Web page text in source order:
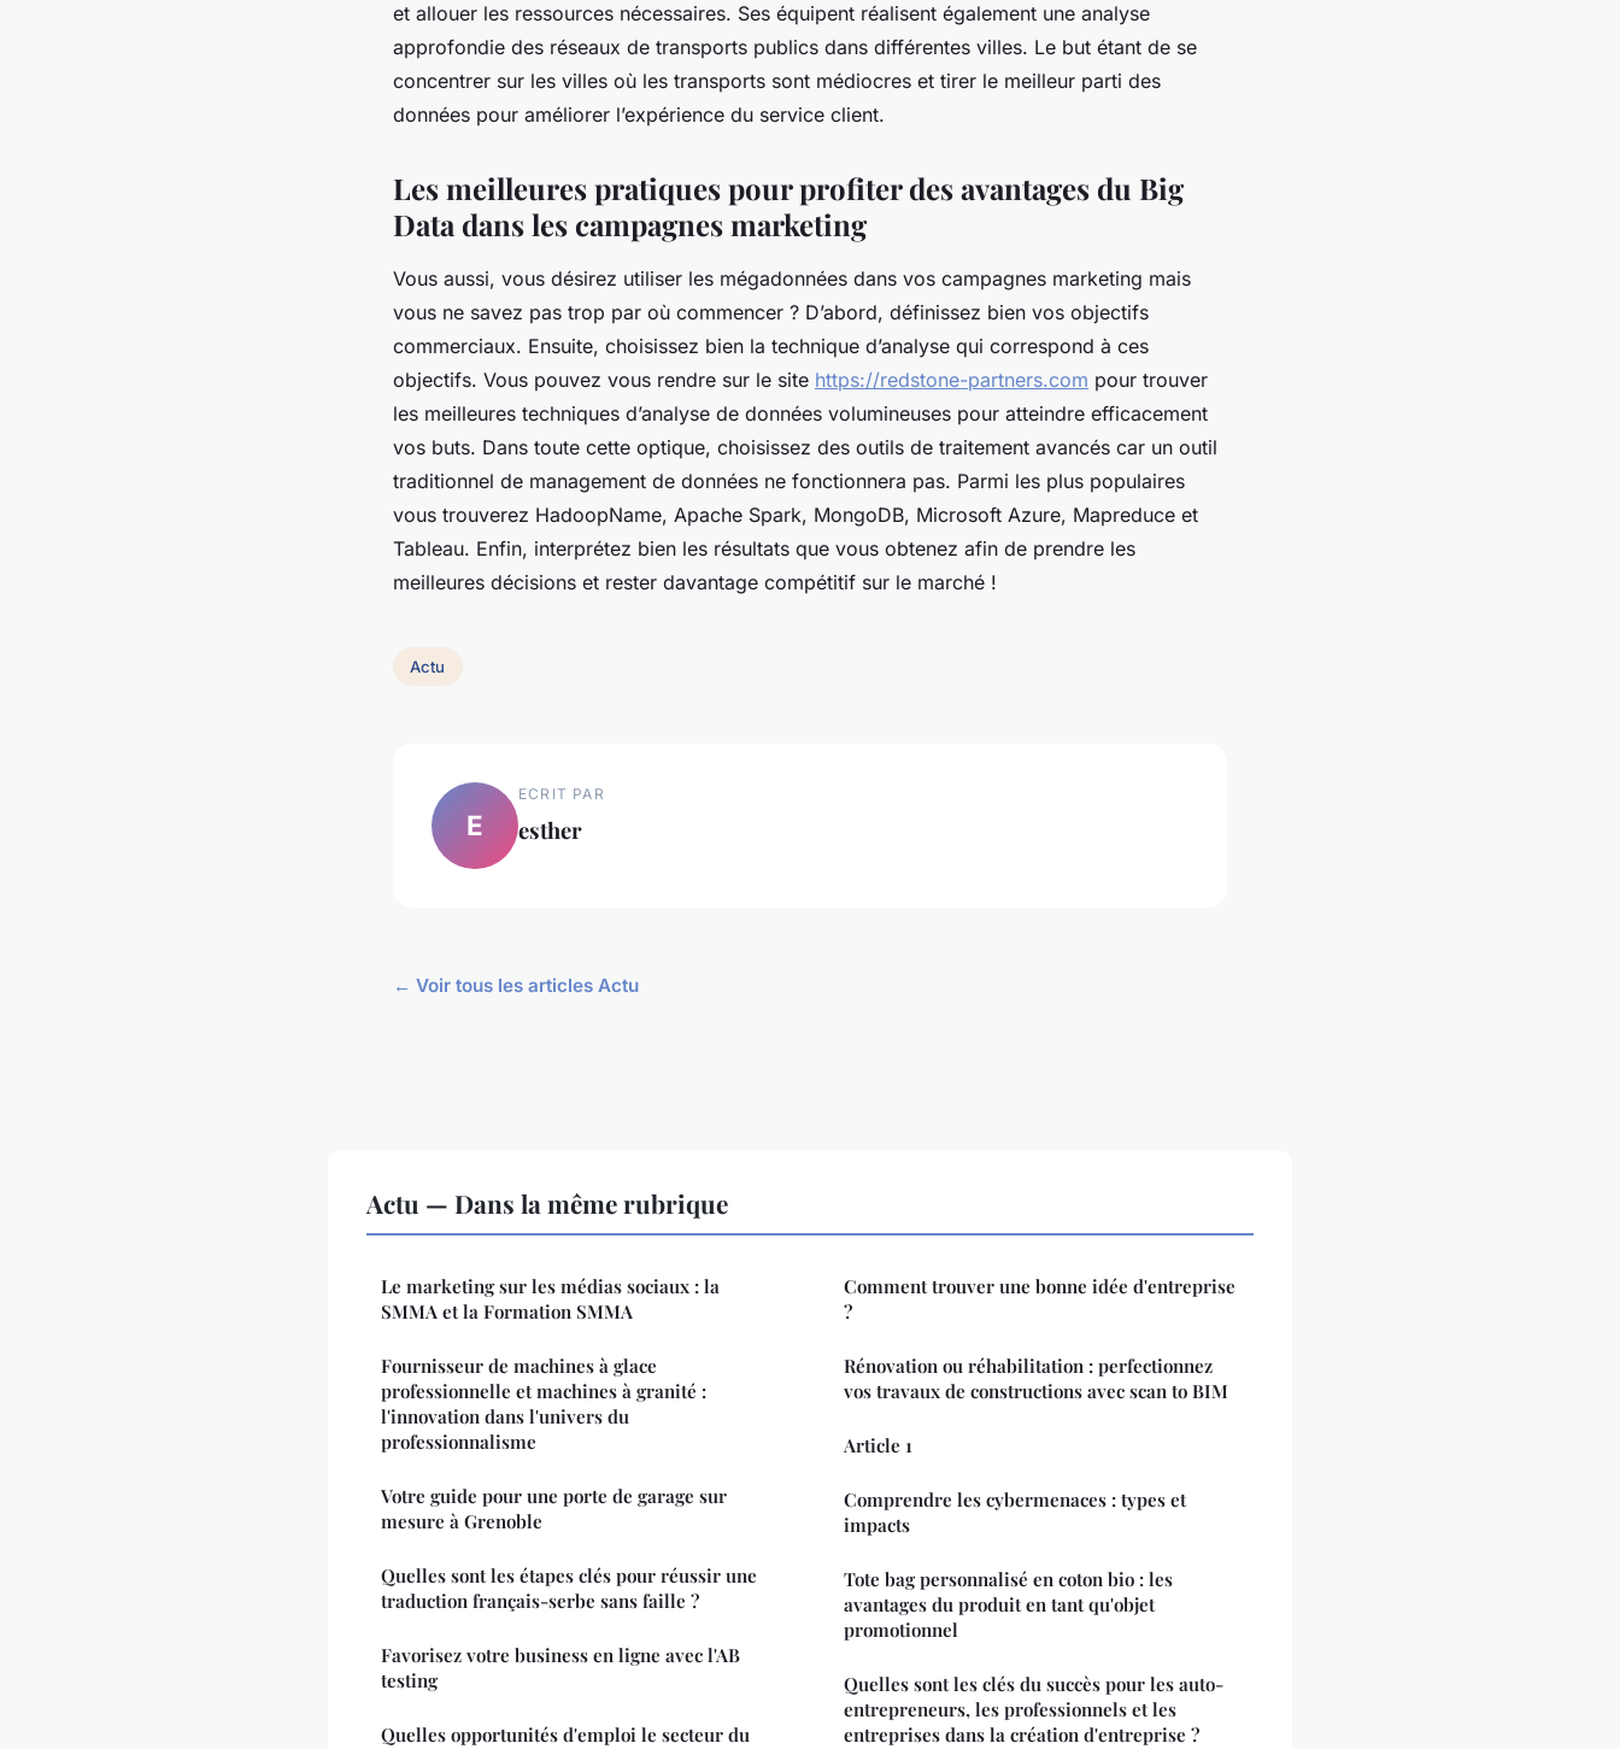
et allouer les ressources nécessaires. Ses équipent réalisent également une analyse
approfondie des réseaux de transports publics dans différentes villes. Le but étant de se
concentrer sur les villes où les transports sont médiocres et tirer le meilleur parti des
données pour améliorer l’expérience du service client.
Les meilleures pratiques pour profiter des avantages du Big
Data dans les campagnes marketing
Vous aussi, vous désirez utiliser les mégadonnées dans vos campagnes marketing mais
vous ne savez pas trop par où commencer ? D’abord, définissez bien vos objectifs
commerciaux. Ensuite, choisissez bien la technique d’analyse qui correspond à ces
objectifs. Vous pouvez vous rendre sur le site https://redstone-partners.com pour trouver
les meilleures techniques d’analyse de données volumineuses pour atteindre efficacement
vos buts. Dans toute cette optique, choisissez des outils de traitement avancés car un outil
traditionnel de management de données ne fonctionnera pas. Parmi les plus populaires
vous trouverez HadoopName, Apache Spark, MongoDB, Microsoft Azure, Mapreduce et
Tableau. Enfin, interprétez bien les résultats que vous obtenez afin de prendre les
meilleures décisions et rester davantage compétitif sur le marché !
Actu
E
ECRIT PAR
esther
← Voir tous les articles Actu
Actu — Dans la même rubrique
Le marketing sur les médias sociaux : la
SMMA et la Formation SMMA
Fournisseur de machines à glace
professionnelle et machines à granité :
l'innovation dans l'univers du
professionnalisme
Votre guide pour une porte de garage sur
mesure à Grenoble
Quelles sont les étapes clés pour réussir une
traduction français-serbe sans faille ?
Favorisez votre business en ligne avec l'AB
testing
Quelles opportunités d'emploi le secteur du
Comment trouver une bonne idée d'entreprise
?
Rénovation ou réhabilitation : perfectionnez
vos travaux de constructions avec scan to BIM
Article 1
Comprendre les cybermenaces : types et
impacts
Tote bag personnalisé en coton bio : les
avantages du produit en tant qu'objet
promotionnel
Quelles sont les clés du succès pour les auto-
entrepreneurs, les professionnels et les
entreprises dans la création d'entreprise ?